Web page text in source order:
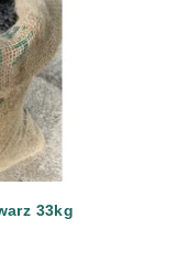
33kg